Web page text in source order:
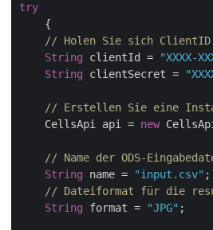
try
    {
// Holen Sie sich ClientID
String clientId =
"XXXX-
String clientSecret =
// Erstellen Sie eine
    CellsApi api =
new
// Name der ODS-
String name = "input.csv" ;
// Dateiformat für die
String format = "JPG" ;